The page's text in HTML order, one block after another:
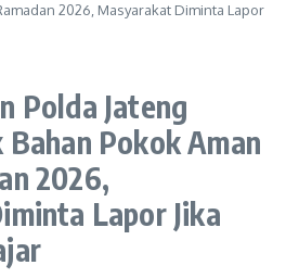
2026, Masyarakat Diminta Lapor
Polda Jateng
Pokok Aman
2026,
Lapor Jika